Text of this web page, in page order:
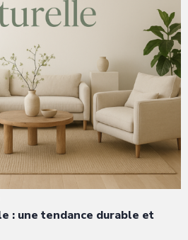
: une tendance durable et